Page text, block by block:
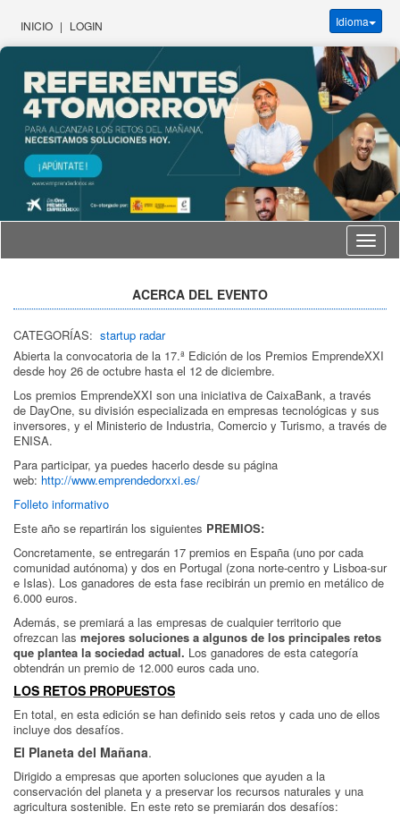
INICIO | LOGIN Idioma
Idioma
ACERCA DEL EVENTO
CATEGORÍAS: startup radar
Abierta la convocatoria de la 17.ª Edición de los Premios EmprendeXXI
desde hoy 26 de octubre hasta el 12 de diciembre.
Los premios EmprendeXXI son una iniciativa de CaixaBank, a través
de DayOne, su división especializada en empresas tecnológicas y sus
inversores, y el Ministerio de Industria, Comercio y Turismo, a través de
ENISA.
Para participar, ya puedes hacerlo desde su página
web: http://www.emprendedorxxi.es/
Folleto informativo
Este año se repartirán los siguientes PREMIOS:
Concretamente, se entregarán 17 premios en España (uno por cada
comunidad autónoma) y dos en Portugal (zona norte-centro y Lisboa-sur
e Islas). Los ganadores de esta fase recibirán un premio en metálico de
6.000 euros.
Además, se premiará a las empresas de cualquier territorio que
ofrezcan las mejores soluciones a algunos de los principales retos
que plantea la sociedad actual. Los ganadores de esta categoría
obtendrán un premio de 12.000 euros cada uno.
LOS RETOS PROPUESTOS
En total, en esta edición se han definido seis retos y cada uno de ellos
incluye dos desafíos.
El Planeta del Mañana.
Dirigido a empresas que aporten soluciones que ayuden a la
conservación del planeta y a preservar los recursos naturales y una
agricultura sostenible. En este reto se premiarán dos desafíos: